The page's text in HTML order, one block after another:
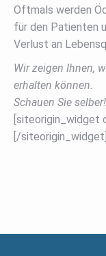
Oftmals werden
für den Patienten
Verlust an
Wir zeigen Ihnen,
erhalten können.
Schauen Sie selber!
[siteorigin_widget
[/siteorigin_widget]